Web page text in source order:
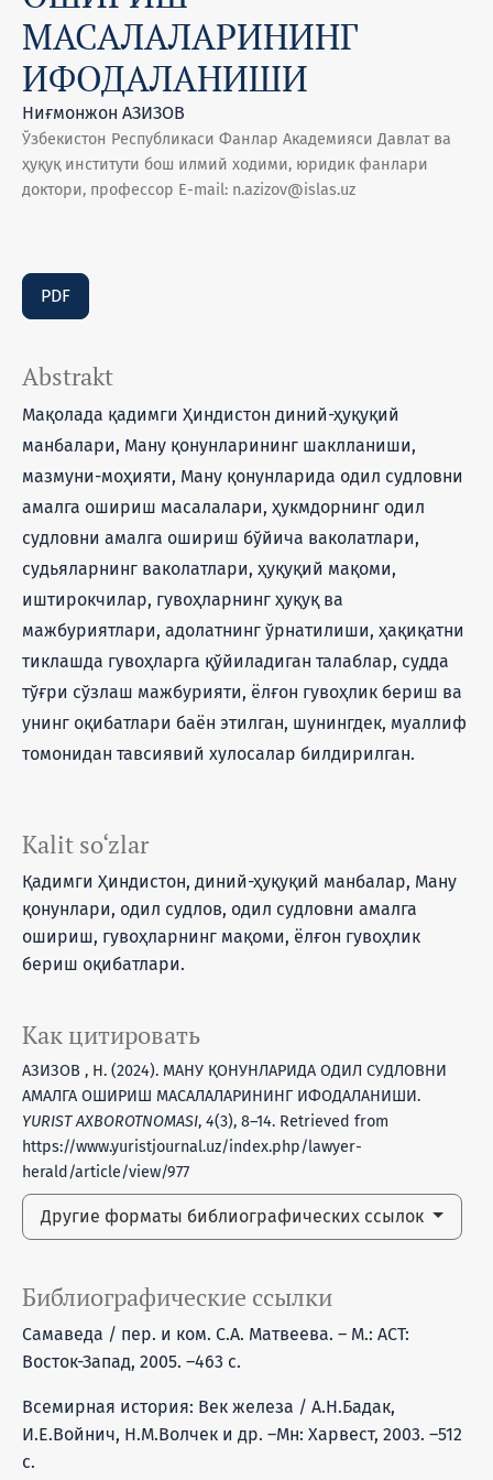
МАСАЛАЛАРИНИНГ
ИФОДАЛАНИШИ
Ниғмонжон АЗИЗОВ
Ўзбекистон Республикаси Фанлар Академияси Давлат ва
ҳуқуқ институти бош илмий ходими, юридик фанлари
доктори, профессор E-mail: n.azizov@islas.uz
PDF
Kalit so‘zlar
Қадимги Ҳиндистон, диний-ҳуқуқий манбалар, Ману
қонунлари, одил судлов, одил судловни амалга
ошириш, гувоҳларнинг мақоми, ёлғон гувоҳлик
бериш оқибатлари.
Как цитировать
АЗИЗОВ , Н. (2024). МАНУ ҚОНУНЛАРИДА ОДИЛ СУДЛОВНИ
АМАЛГА ОШИРИШ МАСАЛАЛАРИНИНГ ИФОДАЛАНИШИ.
YURIST AXBOROTNOMASI, 4(3), 8–14. Retrieved from
https://www.yuristjournal.uz/index.php/lawyer-
herald/article/view/977
Другие форматы библиографических ссылок
Abstrakt
Мақолада қадимги Ҳиндистон диний-ҳуқуқий
манбалари, Ману қонунларининг шаклланиши,
мазмуни-моҳияти, Ману қонунларида одил судловни
амалга ошириш масалалари, ҳукмдорнинг одил
судловни амалга ошириш бўйича ваколатлари,
судьяларнинг ваколатлари, ҳуқуқий мақоми,
иштирокчилар, гувоҳларнинг ҳуқуқ ва
мажбуриятлари, адолатнинг ўрнатилиши, ҳақиқатни
тиклашда гувоҳларга қўйиладиган талаблар, судда
тўғри сўзлаш мажбурияти, ёлғон гувоҳлик бериш ва
унинг оқибатлари баён этилган, шунингдек, муаллиф
томонидан тавсиявий хулосалар билдирилган.
Библиографические ссылки
Самаведа / пер. и ком. С.А. Матвеева. – М.: АСТ:
Восток-Запад, 2005. –463 с.
Всемирная история: Век железа / А.Н.Бадак,
И.Е.Войнич, Н.М.Волчек и др. –Мн: Харвест, 2003. –512
с.